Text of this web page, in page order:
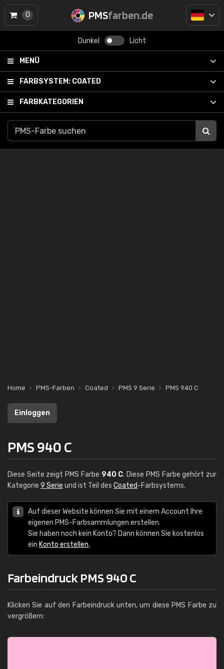
PMSfarben.de
Dunkel Licht
MENÜ
FARBSYSTEM: COATED
FARBKATEGORIEN
0
Home PMS-Farben Coated PMS 9 Serie PMS 940 C
Einloggen
PMS 940 C
Diese Seite zeigt PMS Farbe 940 C. Diese PMS Farbe gehört zur
Kategorie 9 Serie und ist Teil des Coated-Farbsystems.
Auf dieser Website können Sie mit einem Account Ihre
eigenen PMS-Farbsammlungen erstellen.
Sie haben noch kein Konto? Dann können Sie kostenlos
ein Konto erstellen.
Farbeindruck PMS 940 C
Klicken Sie auf den Farbeindruck unten, um diese PMS Farbe zu
vergrößern: